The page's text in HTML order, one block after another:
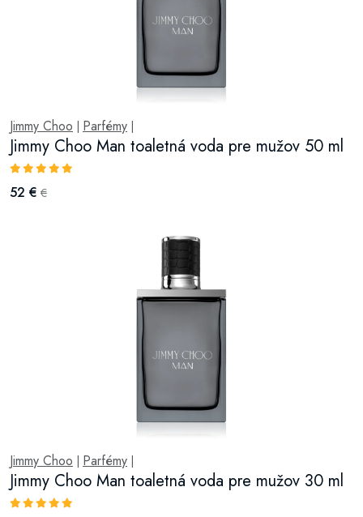
Jimmy Choo Parfémy
Jimmy Choo Man toaletná voda pre mužov 50 ml
52 € €
Jimmy Choo Parfémy
Jimmy Choo Man toaletná voda pre mužov 30 ml